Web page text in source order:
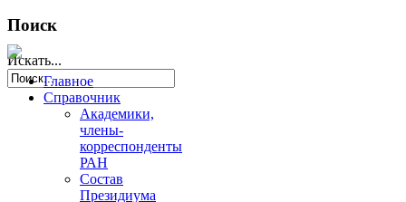
Поиск
Искать...
Главное
Справочник
Академики,
члены-
корреспонденты
РАН
Состав
Президиума